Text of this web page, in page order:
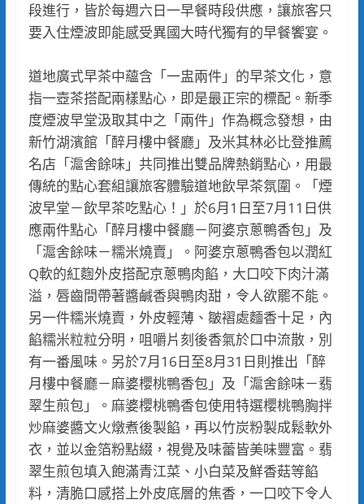
段進行，皆於每週六日一早餐時段供應，讓旅客只
要入住煙波即能感受異國大時代獨有的早餐饗宴。
道地廣式早茶中蘊含「一盅兩件」的早茶文化，意
指一壺茶搭配兩樣點心，即是最正宗的標配。新季
度煙波早堂汲取其中之「兩件」作為概念發想，由
新竹湖濱館「醉月樓中餐廳」及米其林必比登推薦
名店「滬舍餘味」共同推出雙品牌熱銷點心，用最
傳統的點心套組讓旅客體驗道地飲早茶氛圍。「煙
波早堂－飲早茶吃點心！」於6月1日至7月11日供
應兩件點心「醉月樓中餐廳－阿婆京蔥鴨香包」及
「滬舍餘味－糯米燒賣」。阿婆京蔥鴨香包以潤紅
Q軟的紅麴外皮搭配京蔥鴨肉餡，大口咬下肉汁滿
溢，唇齒間帶著醬鹹香與鴨肉甜，令人欲罷不能。
另一件糯米燒賣，外皮輕薄、皺褶處麵香十足，內
餡糯米粒粒分明，咀嚼片刻後香氣於口中流散，別
有一番風味。另於7月16日至8月31日則推出「醉
月樓中餐廳－麻婆櫻桃鴨香包」及「滬舍餘味－翡
翠生煎包」。麻婆櫻桃鴨香包使用特選櫻桃鴨胸拌
炒麻婆醬文火燉煮後製餡，再以竹炭粉製成鬆軟外
衣，並以金箔粉點綴，視覺及味蕾皆美味豐富。翡
翠生煎包填入飽滿青江菜、小白菜及鮮香菇等餡
料，清脆口感搭上外皮底層的焦香，一口咬下令人